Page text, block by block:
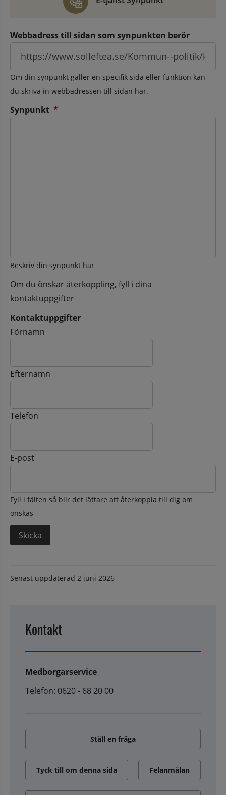
Webbadress till sidan som synpunkten berör
Om din synpunkt gäller en specifik sida eller funktion kan
du skriva in webbadressen till sidan här.
Synpunkt *
Beskriv din synpunkt här
Om du önskar återkoppling, fyll i dina
kontaktuppgifter
Kontaktuppgifter
Kontaktuppgifter
Förnamn
Efternamn
Telefon
E-post
Fyll i fälten så blir det lättare att återkoppla till dig om
önskas
Senast uppdaterad 2 juni 2026
Kontakt
Medborgarservice
Telefon: 0620 - 68 20 00
Ställ en fråga
Tyck till om denna sida Felanmälan